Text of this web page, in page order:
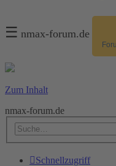
☰ nmax-forum.de
Zum Inhalt
nmax-forum.de
Schnellzugriff